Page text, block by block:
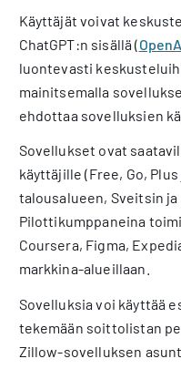
Käyttäjät voivat
ChatGPT:n sisällä (
luontevasti
mainitsemalla
ehdottaa sovelluksien
Sovellukset ovat
käyttäjille (Free, Go,
talousalueen, Sveitsin
Pilottikumppaneina
Coursera, Figma,
markkina-alueillaan.
Sovelluksia voi käyttää
tekemään soittolistan
Zillow-sovelluksen